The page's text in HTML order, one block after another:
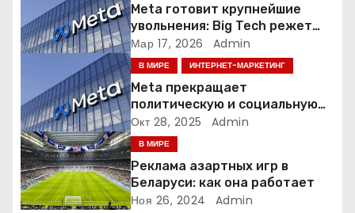
п
о
а
п
и
Meta готовит крупнейшие
увольнения: Big Tech режет
людей ради искусственного
интеллекта
Мар 17, 2026 Admin
В МИРЕ ИНТЕРНЕТ-МАРКЕТИНГ
Meta прекращает
политическую и социальную
рекламу в ЕС. Почему это
меняет рынок цифровой
рекламы?
Окт 28, 2025 Admin
В МИРЕ
Реклама азартных игр в
Беларуси: как она работает
Ноя 26, 2024 Admin